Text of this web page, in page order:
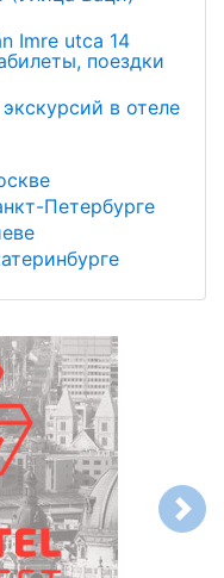
Imre utca 14
поездки
в отеле
Петербурге
Next